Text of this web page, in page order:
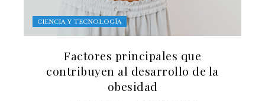
CIENCIA Y TECNOLOGÍA
Factores principales que
contribuyen al desarrollo de la
obesidad